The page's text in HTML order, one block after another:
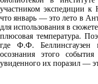
участником экспедиции
что январь — это лето в
для использования в
плюсовая температура.
где Ф.Ф.
осознания этого
увиденного их поразил —